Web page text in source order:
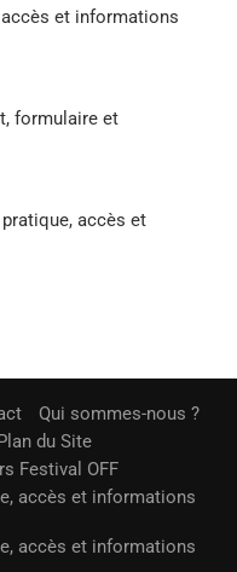
et informations
formulaire et
accès et
Qui sommes-nous ?
Plan du Site
Festival OFF
accès et informations
accès et informations